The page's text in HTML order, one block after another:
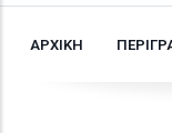
ΑΡΧΙΚΗ